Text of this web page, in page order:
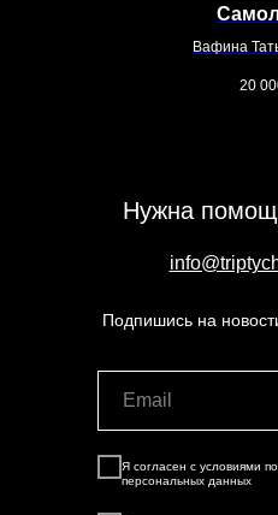
Вафина
20
Нужна
Подпишись на
Я согласен с условиями
персональных данных